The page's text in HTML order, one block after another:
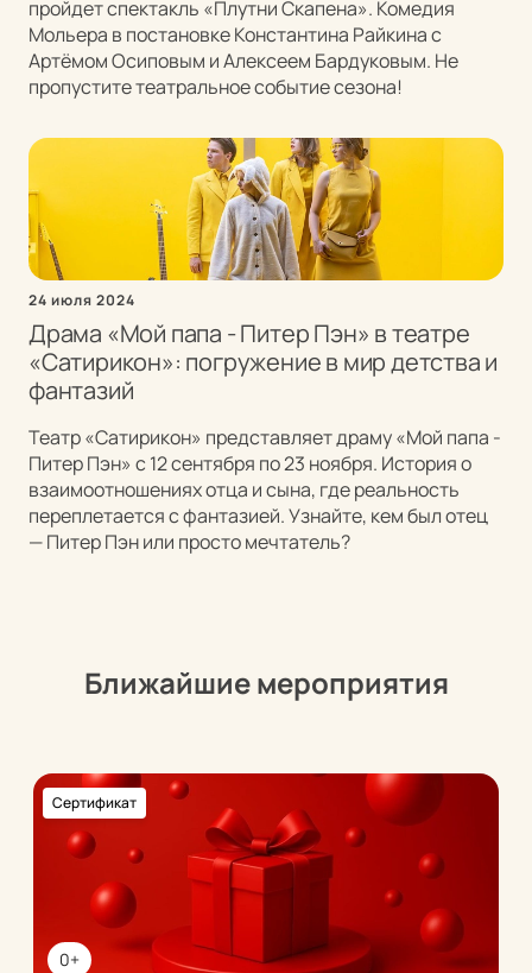
пройдет спектакль «Плутни Скапена». Комедия
Мольера в постановке Константина Райкина с
Артёмом Осиповым и Алексеем Бардуковым. Не
пропустите театральное событие сезона!
24 июля 2024
Драма «Мой папа - Питер Пэн» в театре
«Сатирикон»: погружение в мир детства и
фантазий
Театр «Сатирикон» представляет драму «Мой папа -
Питер Пэн» с 12 сентября по 23 ноября. История о
взаимоотношениях отца и сына, где реальность
переплетается с фантазией. Узнайте, кем был отец
— Питер Пэн или просто мечтатель?
Ближайшие мероприятия
0+
Сертификат